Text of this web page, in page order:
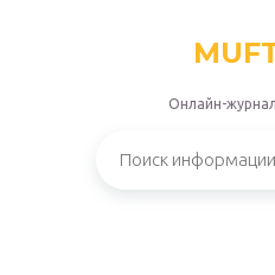
Онлайн-